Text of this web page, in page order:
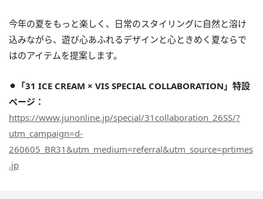
今年の夏をもっと楽しく、日常のスタイリングに自然と溶け
込みながら、遊び心あふれるデザインと心ときめく夏ならで
はのアイテムを提案します。
⚫︎「31 ICE CREAM × VIS SPECIAL COLLABORATION」特設
ページ：
https://www.junonline.jp/special/31collaboration_26SS/?
utm_campaign=d-
260605_BR31&utm_medium=referral&utm_source=prtimes
.jp